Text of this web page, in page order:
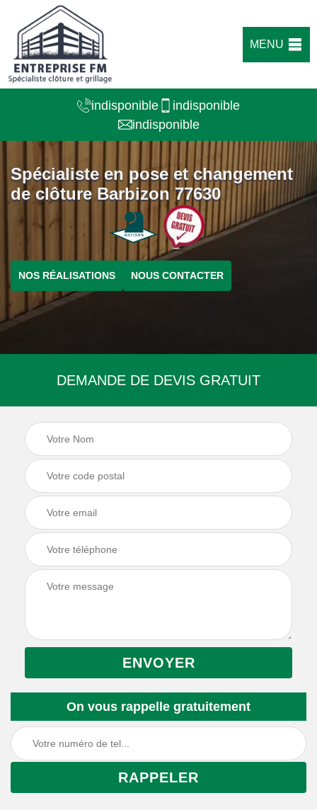
MENU
indisponible
indisponible
indisponible
Spécialiste en pose et changement
de clôture Barbizon 77630
NOS RÉALISATIONS NOUS CONTACTER
DEMANDE DE DEVIS GRATUIT
On vous rappelle gratuitement